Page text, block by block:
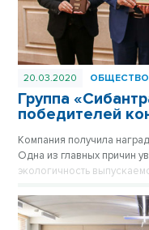
20.03.2020 ОБЩЕСТВО
Группа
победителей
Компания получила
Одна из главных причин
экологичность